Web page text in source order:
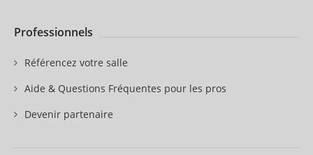
Professionnels
Référencez votre salle
Aide & Questions Fréquentes pour les pros
Devenir partenaire